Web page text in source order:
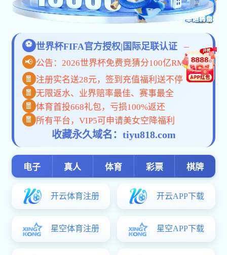
台湾研究院深化实践育人工作